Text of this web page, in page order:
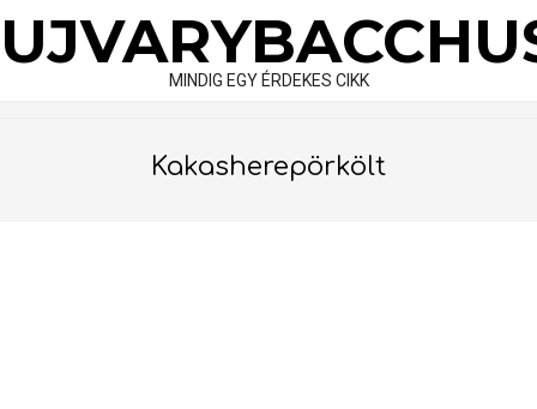
to
MINDIG EGY ÉRDEKES CIKK
Kakasherepörkölt